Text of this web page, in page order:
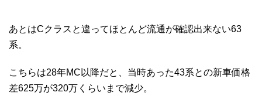
あとはCクラスと違ってほとんど流通が確認出来ない63
系。
こちらは28年MC以降だと、当時あった43系との新車価格
差625万が320万くらいまで減少。